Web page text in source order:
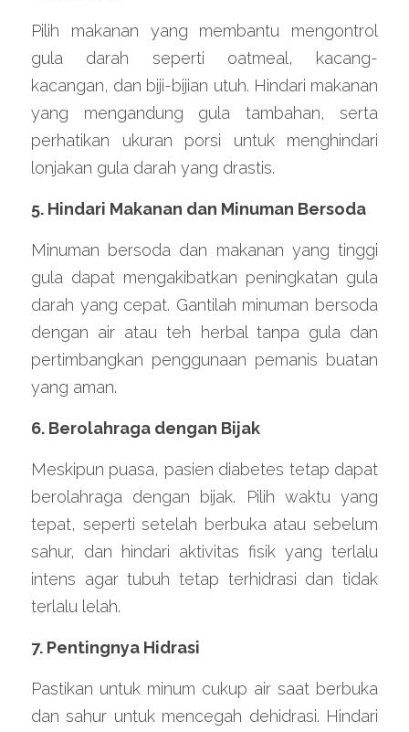
Pilih makanan yang membantu mengontrol
gula darah seperti oatmeal, kacang-
kacangan, dan biji-bijian utuh. Hindari makanan
yang mengandung gula tambahan, serta
perhatikan ukuran porsi untuk menghindari
lonjakan gula darah yang drastis.
5. Hindari Makanan dan Minuman Bersoda
Minuman bersoda dan makanan yang tinggi
gula dapat mengakibatkan peningkatan gula
darah yang cepat. Gantilah minuman bersoda
dengan air atau teh herbal tanpa gula dan
pertimbangkan penggunaan pemanis buatan
yang aman.
6. Berolahraga dengan Bijak
Meskipun puasa, pasien diabetes tetap dapat
berolahraga dengan bijak. Pilih waktu yang
tepat, seperti setelah berbuka atau sebelum
sahur, dan hindari aktivitas fisik yang terlalu
intens agar tubuh tetap terhidrasi dan tidak
terlalu lelah.
7. Pentingnya Hidrasi
Pastikan untuk minum cukup air saat berbuka
dan sahur untuk mencegah dehidrasi. Hindari